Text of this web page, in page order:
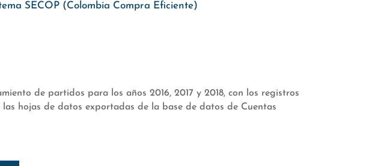
SECOP (Colombia Compra Eficiente)
de partidos para los años 2016, 2017 y 2018, con los registros
hojas de datos exportadas de la base de datos de Cuentas